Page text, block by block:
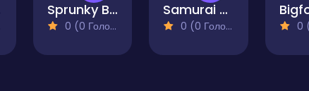
Sprunky Beats
0 (0 Голосів)
Samurai Memory Game for Kids
0 (0 Голосів) 0